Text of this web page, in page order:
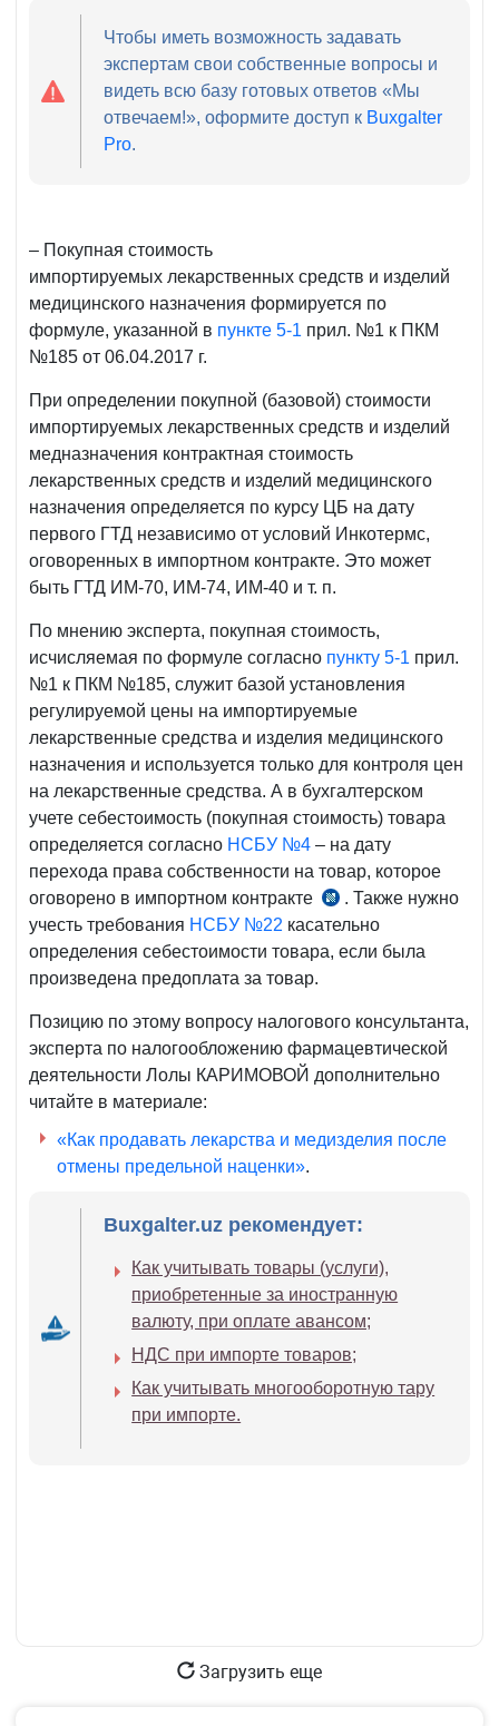
Чтобы иметь возможность задавать
экспертам свои собственные вопросы и
видеть всю базу готовых ответов «Мы
отвечаем!», оформите доступ к Buxgalter
Pro.
– Покупная стоимость
импортируемых лекарственных средств и изделий
медицинского назначения формируется по
формуле, указанной в пункте 5-1 прил. №1 к ПКМ
№185 от 06.04.2017 г.
При определении покупной (базовой) стоимости
импортируемых лекарственных средств и изделий
медназначения контрактная стоимость
лекарственных средств и изделий медицинского
назначения определяется по курсу ЦБ на дату
первого ГТД независимо от условий Инкотермс,
оговоренных в импортном контракте. Это может
быть ГТД ИМ-70, ИМ-74, ИМ-40 и т. п.
По мнению эксперта, покупная стоимость,
исчисляемая по формуле согласно пункту 5-1 прил.
№1 к ПКМ №185, служит базой установления
регулируемой цены на импортируемые
лекарственные средства и изделия медицинского
назначения и используется только для контроля цен
на лекарственные средства. А в бухгалтерском
учете себестоимость (покупная стоимость) товара
определяется согласно НСБУ №4 – на дату
перехода права собственности на товар, которое
оговорено в импортном контракте
п.
9
НСБУ
. Также нужно
учесть требования НСБУ №22 касательно
определения себестоимости товара, если была
произведена предоплата за товар.
Позицию по этому вопросу налогового консультанта,
эксперта по налогообложению фармацевтической
деятельности Лолы КАРИМОВОЙ дополнительно
читайте в материале:
«Как продавать лекарства и медизделия после
отмены предельной наценки».
Buxgalter.uz рекомендует:
Как учитывать товары (услуги),
приобретенные за иностранную
валюту, при оплате авансом;
НДС при импорте товаров;
Как учитывать многооборотную тару
при импорте.
Загрузить еще